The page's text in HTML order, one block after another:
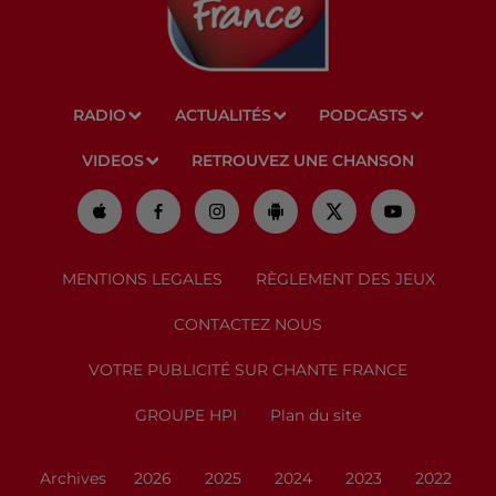
RADIO ACTUALITÉS PODCASTS
VIDEOS RETROUVEZ UNE CHANSON
MENTIONS LEGALES RÈGLEMENT DES JEUX
CONTACTEZ NOUS
VOTRE PUBLICITÉ SUR CHANTE FRANCE
GROUPE HPI Plan du site
Archives 2026 2025 2024 2023 2022